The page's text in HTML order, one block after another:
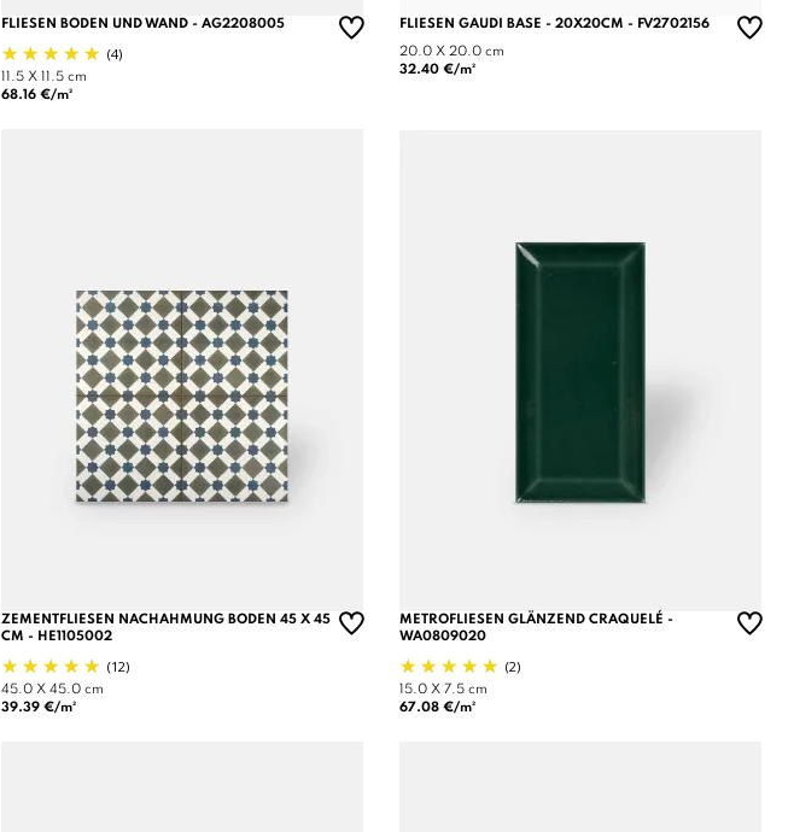
FLIESEN BODEN UND WAND - AG2208005
(4)
11.5 X 11.5 cm
68.16 €/m²
FLIESEN GAUDI BASE - 20X20CM - FV2702156
20.0 X 20.0 cm
32.40 €/m²
ZEMENTFLIESEN NACHAHMUNG BODEN 45 X 45
CM - HE1105002
(12)
45.0 X 45.0 cm
39.39 €/m²
METROFLIESEN GLÄNZEND CRAQUELÉ -
WA0809020
(2)
15.0 X 7.5 cm
67.08 €/m²